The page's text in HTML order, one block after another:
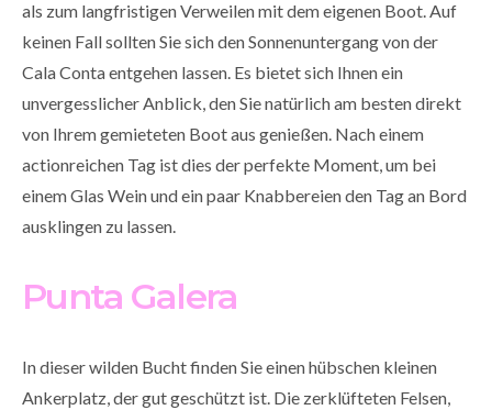
als zum langfristigen Verweilen mit dem eigenen Boot. Auf
keinen Fall sollten Sie sich den Sonnenuntergang von der
Cala Conta entgehen lassen. Es bietet sich Ihnen ein
unvergesslicher Anblick, den Sie natürlich am besten direkt
von Ihrem gemieteten Boot aus genießen. Nach einem
actionreichen Tag ist dies der perfekte Moment, um bei
einem Glas Wein und ein paar Knabbereien den Tag an Bord
ausklingen zu lassen.
Punta Galera
In dieser wilden Bucht finden Sie einen hübschen kleinen
Ankerplatz, der gut geschützt ist. Die zerklüfteten Felsen,